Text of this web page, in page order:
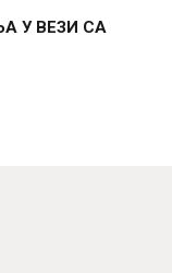
У ВЕЗИ СА